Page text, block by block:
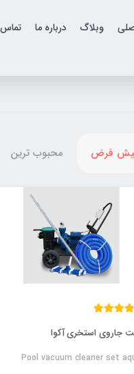
وبلاگ درباره ما تماس
فرض محبوب ترین
جاروی استخری آکوا
Pool vacuum cleaner set